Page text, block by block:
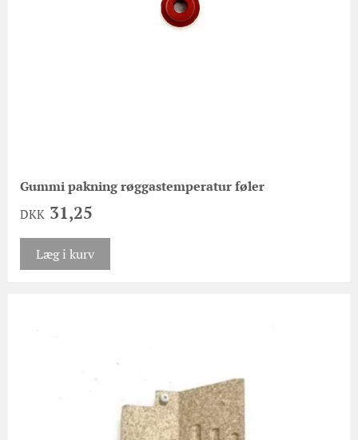
Gummi pakning røggastemperatur føler
DKK 31,25
Læg i kurv